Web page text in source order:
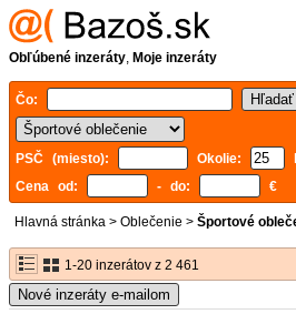
Obľúbené inzeráty, Moje inzeráty
Čo:
PSČ (miesto): Okolie:
Cena od:
- do: €
Hlavná stránka > Oblečenie > Športové
1-20 inzerátov z 2 461
Nové inzeráty e-mailom